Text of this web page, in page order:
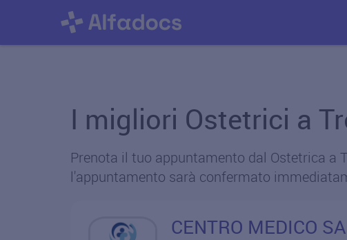
I migliori Ostetrici a
Prenota il tuo appuntamento dal Ostetrica a
l'appuntamento sarà confermato
CENTRO MEDICO